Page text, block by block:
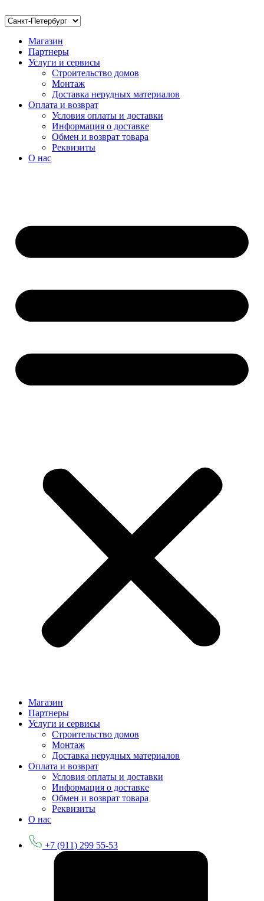
Магазин
Партнеры
Услуги и сервисы
Строительство домов
Монтаж
Доставка нерудных материалов
Оплата и возврат
Условия оплаты и доставки
Информация о доставке
Обмен и возврат товара
Реквизиты
О нас
Магазин
Партнеры
Услуги и сервисы
Строительство домов
Монтаж
Доставка нерудных материалов
Оплата и возврат
Условия оплаты и доставки
Информация о доставке
Обмен и возврат товара
Реквизиты
О нас
+7 (911) 299 55-53